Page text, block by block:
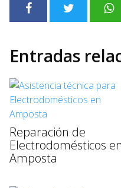
Entradas
Reparación de
Electrodomésticos en
Amposta